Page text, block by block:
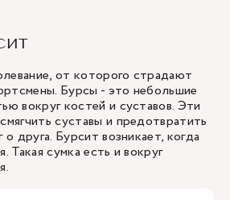
от которого страдают
Бурсы - это небольшие
вокруг костей и суставов. Эти
суставы и предотвратить
друга. Бурсит возникает, когда
Такая сумка есть и вокруг